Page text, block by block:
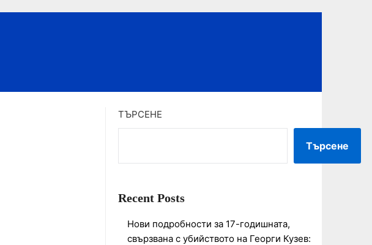
ТЪРСЕНЕ
Търсене
Recent Posts
Нови подробности за 17-годишната,
свързвана с убийството на Георги Кузев: